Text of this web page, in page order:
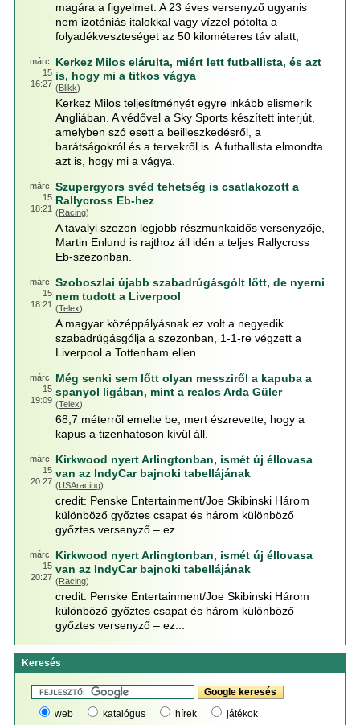
magára a figyelmet. A 23 éves versenyző ugyanis
nem izotóniás italokkal vagy vízzel pótolta a
folyadékveszteséget az 50 kilométeres táv alatt,
márc.
15
16:27
Kerkez Milos elárulta, miért lett futballista, és azt
is, hogy mi a titkos vágya
(Blikk)
Kerkez Milos teljesítményét egyre inkább elismerik
Angliában. A védővel a Sky Sports készített interjút,
amelyben szó esett a beilleszkedésről, a
barátságokról és a tervekről is. A futballista elmondta
azt is, hogy mi a vágya.
márc.
15
18:21
Szupergyors svéd tehetség is csatlakozott a
Rallycross Eb-hez
(Racing)
A tavalyi szezon legjobb részmunkaidős versenyzője,
Martin Enlund is rajthoz áll idén a teljes Rallycross
Eb-szezonban.
márc.
15
18:21
Szoboszlai újabb szabadrúgásgólt lőtt, de nyerni
nem tudott a Liverpool
(Telex)
A magyar középpályásnak ez volt a negyedik
szabadrúgásgólja a szezonban, 1-1-re végzett a
Liverpool a Tottenham ellen.
márc.
15
19:09
Még senki sem lőtt olyan messziről a kapuba a
spanyol ligában, mint a realos Arda Güler
(Telex)
68,7 méterről emelte be, mert észrevette, hogy a
kapus a tizenhatoson kívül áll.
márc.
15
20:27
Kirkwood nyert Arlingtonban, ismét új éllovasa
van az IndyCar bajnoki tabellájának
(USAracing)
credit: Penske Entertainment/Joe Skibinski Három
különböző győztes csapat és három különböző
győztes versenyző – ez...
márc.
15
20:27
Kirkwood nyert Arlingtonban, ismét új éllovasa
van az IndyCar bajnoki tabellájának
(Racing)
credit: Penske Entertainment/Joe Skibinski Három
különböző győztes csapat és három különböző
győztes versenyző – ez...
Keresés
web katalógus hírek játékok